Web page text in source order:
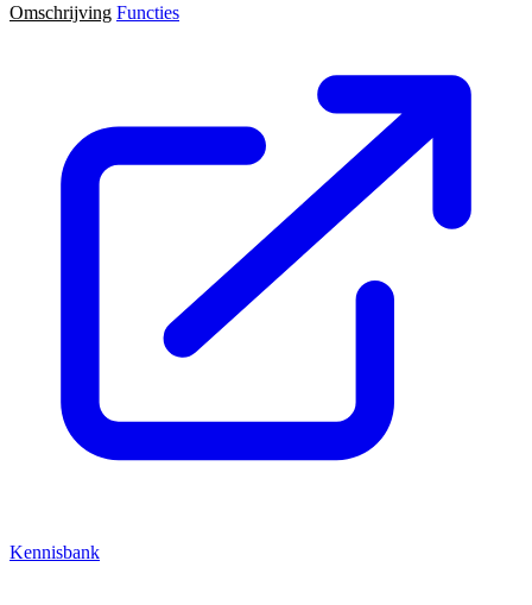
Omschrijving Functies
Kennisbank